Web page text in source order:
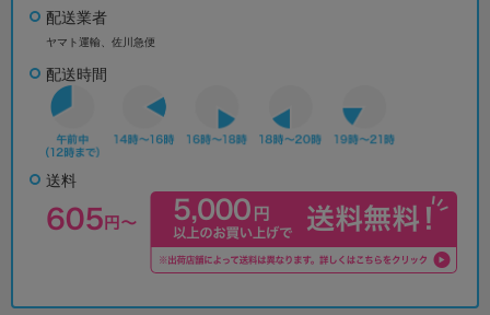
配送業者
ヤマト運輸、佐川急便
配送時間
送料